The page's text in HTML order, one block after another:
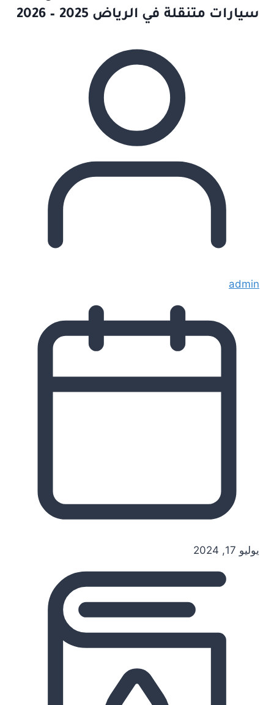
سيارات متنقلة في الرياض 2025 – 2026
admin
يوليو 17, 2024